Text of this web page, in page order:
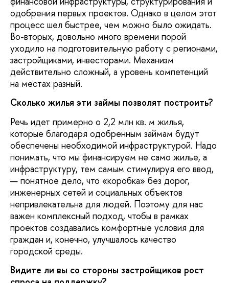
одобрения первых проектов. Однако в целом этот
процесс шел быстрее, чем можно было ожидать.
Во-вторых, довольно много времени порой
уходило на подготовительную работу с регионами,
застройщиками, инвесторами. Механизм
действительно сложный, а уровень компетенций
на местах разный.
Сколько жилья эти займы позволят построить?
Речь идет примерно о 2,2 млн кв. м жилья,
которые благодаря одобренным займам будут
обеспечены необходимой инфраструктурой. Надо
понимать, что мы финансируем не само жилье, а
инфраструктуру, тем самым стимулируя его ввод,
— понятное дело, что «коробка» без дорог,
инженерных сетей и социальных объектов
непривлекательна для людей. Поэтому для нас
важен комплексный подход, чтобы в рамках
проектов создавались комфортные условия для
граждан и, конечно, улучшалось качество
городской среды.
Видите ли вы со стороны застройщиков рост